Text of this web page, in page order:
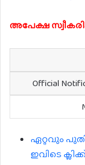
അപേക്ഷ
Official
ഏറ്റവും
ഇവിടെ